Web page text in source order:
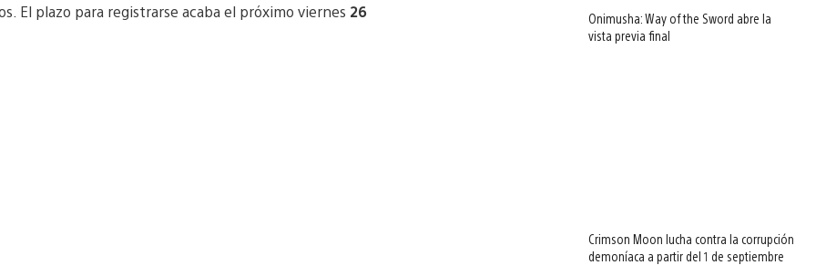
El plazo para registrarse acaba el próximo viernes 26
Onimusha: Way of the Sword abre la
vista previa final
Crimson Moon lucha contra la corrupción
demoníaca a partir del 1 de septiembre